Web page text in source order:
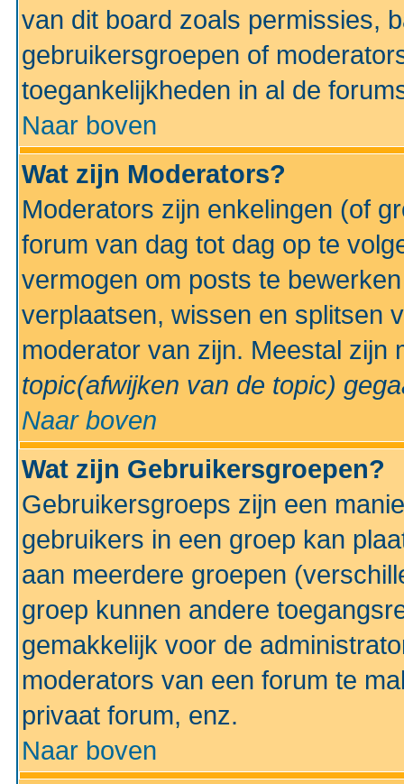
van dit board zoals permissies,
gebruikersgroepen of
toegankelijkheden in al de
Naar boven
Wat zijn Moderators?
Moderators zijn enkelingen (of
forum van dag tot dag op te
vermogen om posts te
verplaatsen, wissen en splitsen
moderator van zijn. Meestal
topic(afwijken van de topic)
Naar boven
Wat zijn Gebruikersgroepen?
Gebruikersgroeps zijn een
gebruikers in een groep kan
aan meerdere groepen
groep kunnen andere
gemakkelijk voor de
moderators van een forum te
privaat forum, enz.
Naar boven